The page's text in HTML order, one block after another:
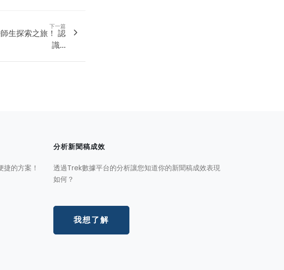
下一篇
生探索之旅！ 認
識...
的方案！
分析新聞稿成效
透過Trek數據平台的分析讓您知道你的新聞稿成效表現
如何？
我想了解